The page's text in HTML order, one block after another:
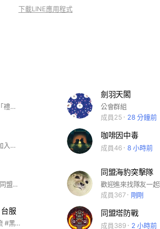
下載LINE應用程式
歡迎來到「我真的不熟」，本會是以「禮貌、開心、活躍」為宗旨的同盟大家庭。
劍羽天閣
公會群組
成員25
28 分鐘前
只要你是玩箭神，不論伺服器都歡迎加入討論喔～
咖啡因中毒
成員46 8 小時前
同盟塔防戰 、Coop TD、同盟塔防、同盟塔防戰Coop TD
同盟海豹突擊隊
成員367
剛剛
服
台服 黑色契約 交易站 副本、攻略交流 #黑色契約 #黑色陰謀 #CABAL #玩的都是情懷
同盟塔防戰
成員389 2 小時前